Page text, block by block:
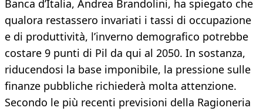
Banca d’Italia, Andrea Brandolini, ha spiegato che
qualora restassero invariati i tassi di occupazione
e di produttività, l’inverno demografico potrebbe
costare 9 punti di Pil da qui al 2050. In sostanza,
riducendosi la base imponibile, la pressione sulle
finanze pubbliche richiederà molta attenzione.
Secondo le più recenti previsioni della Ragioneria